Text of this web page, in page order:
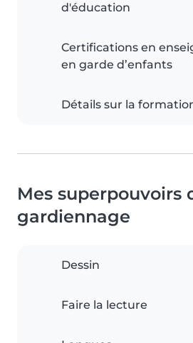
d'éducation
Certifications en
en garde d’enfants
Détails sur la
Mes superpouvoirs
gardiennage
Dessin
Faire la lecture